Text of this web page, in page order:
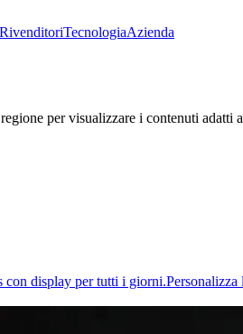
RivenditoriTecnologiaAzienda
per visualizzare i contenuti adatti
con display per tutti i giorni.Personalizza